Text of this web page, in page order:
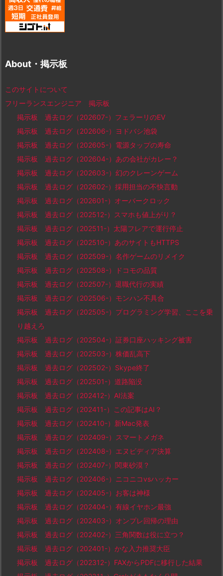
About・掲示板
このサイトについて
フリーランスエンジニア 掲示板
掲示板 過去ログ（202607-）フェラーリのEV
掲示板 過去ログ（202606-）ヨドバシ池袋
掲示板 過去ログ（202605-）電源タップの寿命
掲示板 過去ログ（202604-）あの会社がカレー？
掲示板 過去ログ（202603-）幻のクレーンゲーム
掲示板 過去ログ（202602-）採用担当の不快言動
掲示板 過去ログ（202601-）オーバークロック
掲示板 過去ログ（202512-）スマホも値上がり？
掲示板 過去ログ（202511-）太陽フレアで運行停止
掲示板 過去ログ（202510-）あのサイトもHTTPS
掲示板 過去ログ（202509-）名作ゲームのリメイク
掲示板 過去ログ（202508-）ドコモの品質
掲示板 過去ログ（202507-）退職代行の実績
掲示板 過去ログ（202506-）モンハン不具合
掲示板 過去ログ（202505-）プログラミング学習、ここを乗
り越えろ
掲示板 過去ログ（202504-）証券口座ハッキング被害
掲示板 過去ログ（202503-）株価乱高下
掲示板 過去ログ（202502-）Skype終了
掲示板 過去ログ（202501-）道路陥没
掲示板 過去ログ（202412-）AI法案
掲示板 過去ログ（202411-）この記事はAI？
掲示板 過去ログ（202410-）新Mac発表
掲示板 過去ログ（202409-）スマートメガネ
掲示板 過去ログ（202408-）エヌビディア決算
掲示板 過去ログ（202407-）関東砂漠？
掲示板 過去ログ（202406-）ニコニコvsハッカー
掲示板 過去ログ（202405-）お客は神様
掲示板 過去ログ（202404-）有線イヤホン最強
掲示板 過去ログ（202403-）オンプレ回帰の理由
掲示板 過去ログ（202402-）三角関数は役に立つ？
掲示板 過去ログ（202401-）かな入力推奨大臣
掲示板 過去ログ（202312-）FAXからPDFに移行した結果